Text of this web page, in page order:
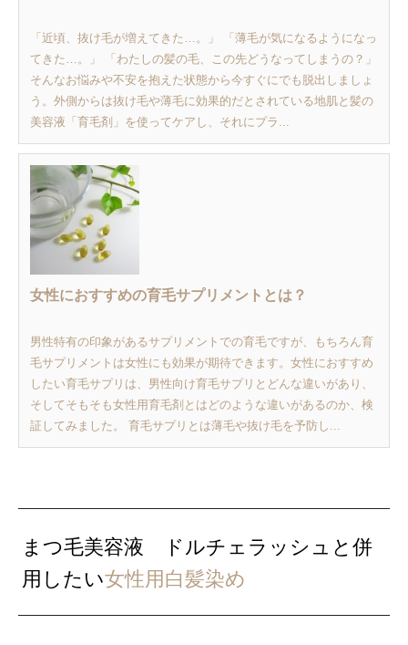
「近頃、抜け毛が増えてきた…。」 「薄毛が気になるようになっ
てきた…。」 「わたしの髪の毛、この先どうなってしまうの？」
そんなお悩みや不安を抱えた状態から今すぐにでも脱出しましょ
う。外側からは抜け毛や薄毛に効果的だとされている地肌と髪の
美容液「育毛剤」を使ってケアし、それにプラ...
女性におすすめの育毛サプリメントとは？
男性特有の印象があるサプリメントでの育毛ですが、もちろん育
毛サプリメントは女性にも効果が期待できます。女性におすすめ
したい育毛サプリは、男性向け育毛サプリとどんな違いがあり、
そしてそもそも女性用育毛剤とはどのような違いがあるのか、検
証してみました。 育毛サプリとは薄毛や抜け毛を予防し...
まつ毛美容液 ドルチェラッシュと併
用したい女性用白髪染め